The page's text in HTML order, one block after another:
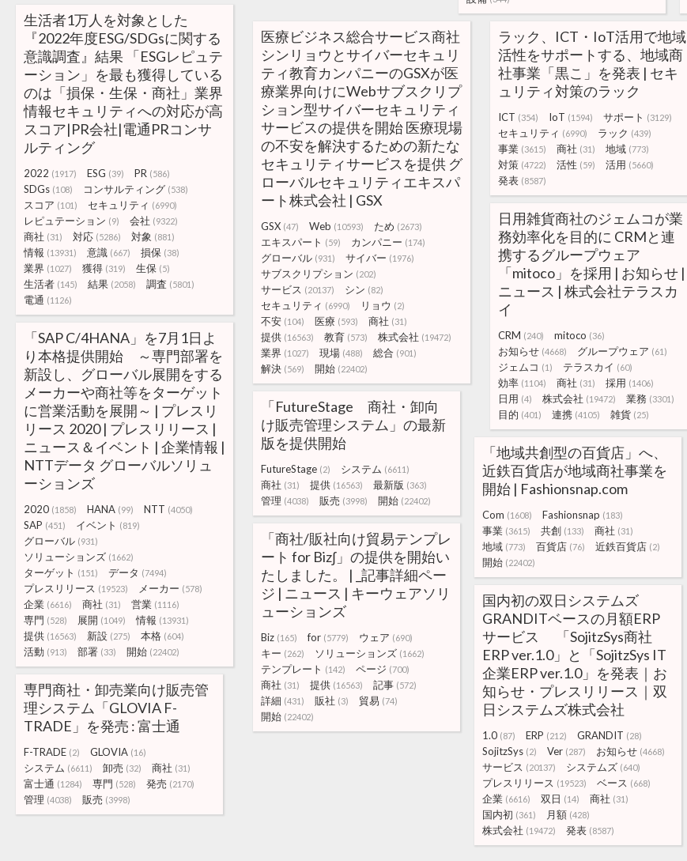
生活者1万人を対象とした
『2022年度ESG/SDGsに関する
意識調査』結果 「ESGレピュテ
ーション」を最も獲得している
のは「損保・生保・商社」業界
情報セキュリティへの対応が高
スコア|PR会社|電通PRコンサ
ルティング
2022 (1917) ESG (39) PR (586)
SDGs (108) コンサルティング (538)
スコア (101) セキュリティ (6990)
レピュテーション (9) 会社 (9322)
商社 (31) 対応 (5286) 対象 (881)
情報 (13931) 意識 (667) 損保 (38)
業界 (1027) 獲得 (319) 生保 (5)
生活者 (145) 結果 (2058) 調査 (5801)
電通 (1126)
医療ビジネス総合サービス商社
シンリョウとサイバーセキュリ
ティ教育カンパニーのGSXが医
療業界向けにWebサブスクリプ
ション型サイバーセキュリティ
サービスの提供を開始 医療現場
の不安を解決するための新たな
セキュリティサービスを提供 グ
ローバルセキュリティエキスパ
ート株式会社 | GSX
GSX (47) Web (10593) ため (2673)
エキスパート (59) カンパニー (174)
グローバル (931) サイバー (1976)
サブスクリプション (202)
サービス (20137) シン (82)
セキュリティ (6990) リョウ (2)
不安 (104) 医療 (593) 商社 (31)
提供 (16563) 教育 (573) 株式会社 (19472)
業界 (1027) 現場 (488) 総合 (901)
解決 (569) 開始 (22402)
ラック、ICT・IoT活用で地域
活性をサポートする、地域商
社事業「黒こ」を発表 | セキ
ュリティ対策のラック
ICT (354) IoT (1594) サポート (3129)
セキュリティ (6990) ラック (439)
事業 (3615) 商社 (31) 地域 (773)
対策 (4722) 活性 (59) 活用 (5660)
発表 (8587)
「SAP C/4HANA」を7月1日よ
り本格提供開始 ～専門部署を
新設し、グローバル展開をする
メーカーや商社等をターゲット
に営業活動を展開～ | プレスリ
リース 2020 | プレスリリース |
ニュース＆イベント | 企業情報 |
NTTデータ グローバルソリュ
ーションズ
2020 (1858) HANA (99) NTT (4050)
SAP (451) イベント (819)
グローバル (931)
ソリューションズ (1662)
ターゲット (151) データ (7494)
プレスリリース (19523) メーカー (578)
企業 (6616) 商社 (31) 営業 (1116)
専門 (528) 展開 (1049) 情報 (13931)
提供 (16563) 新設 (275) 本格 (604)
活動 (913) 部署 (33) 開始 (22402)
日用雑貨商社のジェムコが業
務効率化を目的に CRMと連
携するグループウェア
「mitoco」を採用 | お知らせ |
ニュース | 株式会社テラスカ
イ
CRM (240) mitoco (36)
お知らせ (4668) グループウェア (61)
ジェムコ (1) テラスカイ (60)
効率 (1104) 商社 (31) 採用 (1406)
日用 (4) 株式会社 (19472) 業務 (3301)
目的 (401) 連携 (4105) 雑貨 (25)
「FutureStage 商社・卸向
け販売管理システム」の最新
版を提供開始
FutureStage (2) システム (6611)
商社 (31) 提供 (16563) 最新版 (363)
管理 (4038) 販売 (3998) 開始 (22402)
「地域共創型の百貨店」へ、
近鉄百貨店が地域商社事業を
開始 | Fashionsnap.com
Com (1608) Fashionsnap (183)
事業 (3615) 共創 (133) 商社 (31)
地域 (773) 百貨店 (76) 近鉄百貨店 (2)
開始 (22402)
「商社/販社向け貿易テンプレ
ート for Biz∫」の提供を開始い
たしました。 | _記事詳細ペー
ジ | ニュース | キーウェアソリ
ューションズ
Biz (165) for (5779) ウェア (690)
キー (262) ソリューションズ (1662)
テンプレート (142) ページ (700)
商社 (31) 提供 (16563) 記事 (572)
詳細 (431) 販社 (3) 貿易 (74)
開始 (22402)
国内初の双日システムズ
GRANDITベースの月額ERP
サービス 「SojitzSys商社
ERP ver.1.0」と「SojitzSys IT
企業ERP ver.1.0」を発表｜お
知らせ・プレスリリース｜双
日システムズ株式会社
1.0 (87) ERP (212) GRANDIT (28)
SojitzSys (2) Ver (287) お知らせ (4668)
サービス (20137) システムズ (640)
プレスリリース (19523) ベース (668)
企業 (6616) 双日 (14) 商社 (31)
国内初 (361) 月額 (428)
株式会社 (19472) 発表 (8587)
専門商社・卸売業向け販売管
理システム「GLOVIA F-
TRADE」を発売 : 富士通
F-TRADE (2) GLOVIA (16)
システム (6611) 卸売 (32) 商社 (31)
富士通 (1284) 専門 (528) 発売 (2170)
管理 (4038) 販売 (3998)